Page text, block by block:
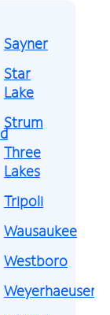
Sayner
Star
Lake
Strum
Three
Lakes
Tripoli
Wausaukee
Westboro
Weyerhaeuser